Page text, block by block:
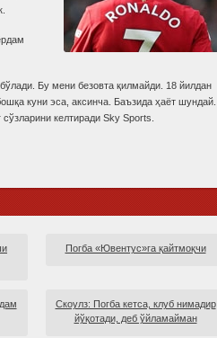
Бу мени безовта қилмайди. 18 йилдан
куни эса, аксинча. Баъзида ҳаёт шундай.
келтиради Sky Sports.
Погба «Ювентус»га қайтмоқчи
Скоулз: Погба кетса, клуб нимадир
йўқотади, деб ўйламайман